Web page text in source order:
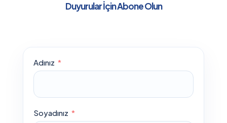
Duyurular İçin Abone Olun
Adınız
Soyadınız